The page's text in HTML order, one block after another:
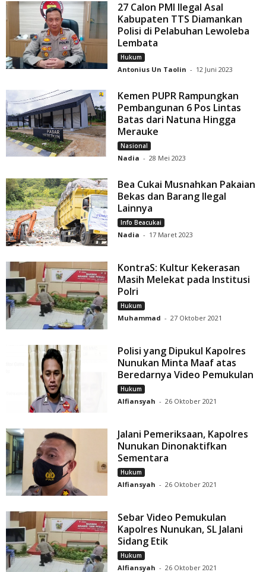
27 Calon PMI Ilegal Asal
Kabupaten TTS Diamankan
Polisi di Pelabuhan Lewoleba
Lembata
Hukum
Antonius Un Taolin - 12 Juni 2023
Kemen PUPR Rampungkan
Pembangunan 6 Pos Lintas
Batas dari Natuna Hingga
Merauke
Nasional
Nadia - 28 Mei 2023
Bea Cukai Musnahkan Pakaian
Bekas dan Barang Ilegal
Lainnya
Info Beacukai
Nadia - 17 Maret 2023
KontraS: Kultur Kekerasan
Masih Melekat pada Institusi
Polri
Hukum
Muhammad - 27 Oktober 2021
Polisi yang Dipukul Kapolres
Nunukan Minta Maaf atas
Beredarnya Video Pemukulan
Hukum
Alfiansyah - 26 Oktober 2021
Jalani Pemeriksaan, Kapolres
Nunukan Dinonaktifkan
Sementara
Hukum
Alfiansyah - 26 Oktober 2021
Sebar Video Pemukulan
Kapolres Nunukan, SL Jalani
Sidang Etik
Hukum
Alfiansyah - 26 Oktober 2021